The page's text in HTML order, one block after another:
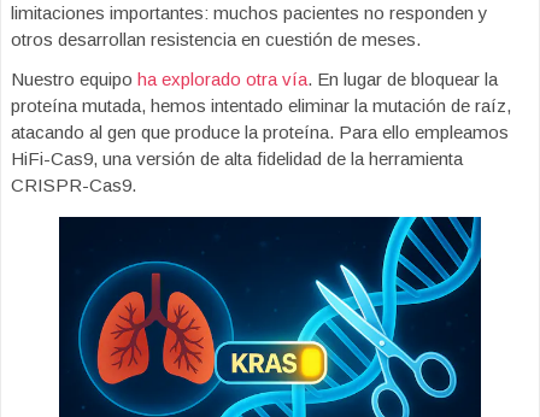
limitaciones importantes: muchos pacientes no responden y
otros desarrollan resistencia en cuestión de meses.
Nuestro equipo ha explorado otra vía. En lugar de bloquear la
proteína mutada, hemos intentado eliminar la mutación de raíz,
atacando al gen que produce la proteína. Para ello empleamos
HiFi-Cas9, una versión de alta fidelidad de la herramienta
CRISPR-Cas9.